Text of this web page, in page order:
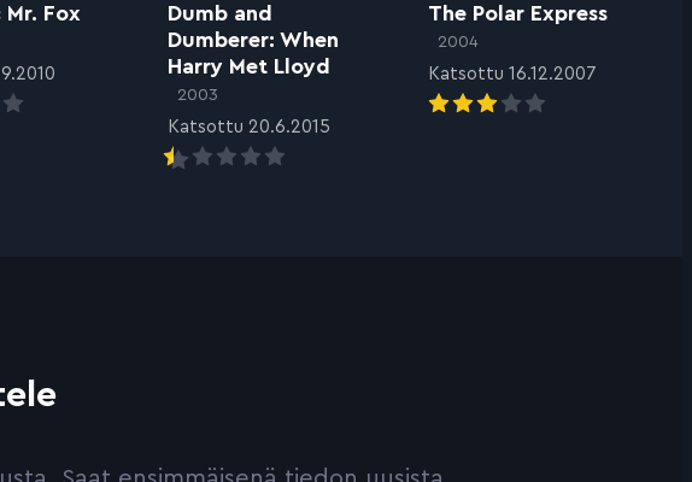
Fox
Dumb and
Dumberer: When
Harry Met Lloyd
2003
Katsottu 20.6.2015
The Polar Express
2004
Katsottu 16.12.2007